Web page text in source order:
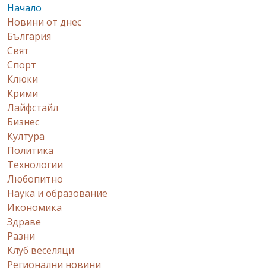
Начало
Новини от днес
България
Свят
Спорт
Клюки
Крими
Лайфстайл
Бизнес
Култура
Политика
Технологии
Любопитно
Наука и образование
Икономика
Здраве
Разни
Клуб веселяци
Регионални новини